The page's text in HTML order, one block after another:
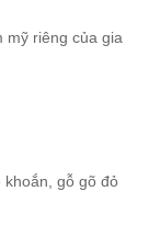
mỹ riêng của gia
khoắn, gỗ gõ đỏ